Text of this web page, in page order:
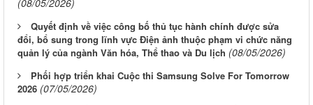
(08/05/2026)
Quyết định về việc công bố thủ tục hành chính được sửa
đổi, bổ sung trong lĩnh vực Điện ảnh thuộc phạm vi chức năng
quản lý của ngành Văn hóa, Thể thao và Du lịch (08/05/2026)
Phối hợp triển khai Cuộc thi Samsung Solve For Tomorrow
2026 (07/05/2026)